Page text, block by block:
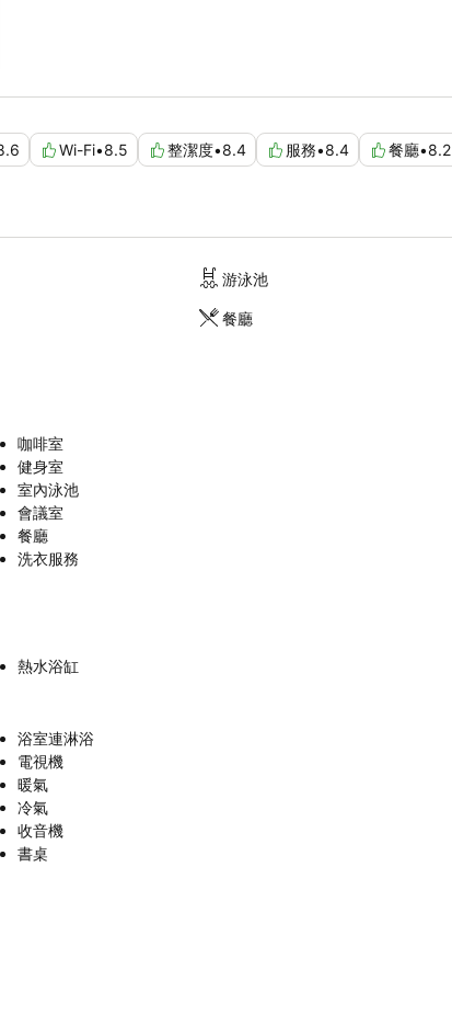
Wi-Fi•8.5 整潔度•8.4 服務•8.4 餐廳•8.2
游泳池
餐廳
咖啡室
健身室
室內泳池
會議室
餐廳
洗衣服務
熱水浴缸
浴室連淋浴
電視機
暖氣
冷氣
收音機
書桌